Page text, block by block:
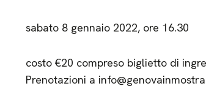
sabato 8 gennaio 2022, ore 16.30
costo €20 compreso biglietto di
Prenotazioni a